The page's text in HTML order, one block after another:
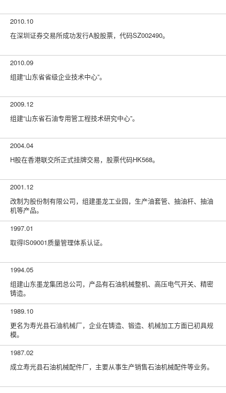
2010.10
在深圳证券交易所成功发行A股股票，代码SZ002490。
2010.09
组建“山东省省级企业技术中心”。
2009.12
组建“山东省石油专用管工程技术研究中心”。
2004.04
H股在香港联交所正式挂牌交易，股票代码HK568。
2001.12
改制为股份制有限公司，组建墨龙工业园，生产油套管、抽油杆、抽油
机等产品。
1997.01
取得IS09001质量管理体系认证。
1994.05
组建山东墨龙集团总公司，产品有石油机械整机、高压电气开关、精密
铸造。
1989.10
更名为寿光县石油机械厂，企业在铸造、锻造、机械加工方面已初具规
模。
1987.02
成立寿光县石油机械配件厂，主要从事生产销售石油机械配件等业务。